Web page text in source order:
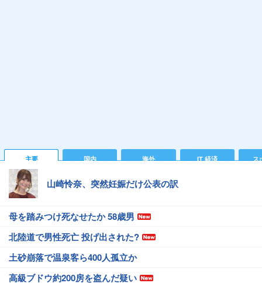
主要 国内 海外 IT 経済 ス
山崎怜奈、突然妊娠だけ公表の訳
母を踏みつけ死なせたか 58歳男
北陸道で男性死亡 投げ出された?
土砂崩落で温泉客ら400人孤立か
高級ブドウ約200房を盗んだ疑い